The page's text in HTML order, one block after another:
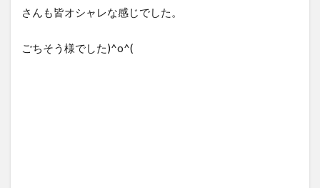
さんも皆オシャレな感じでした。
ごちそう様でした)^o^(